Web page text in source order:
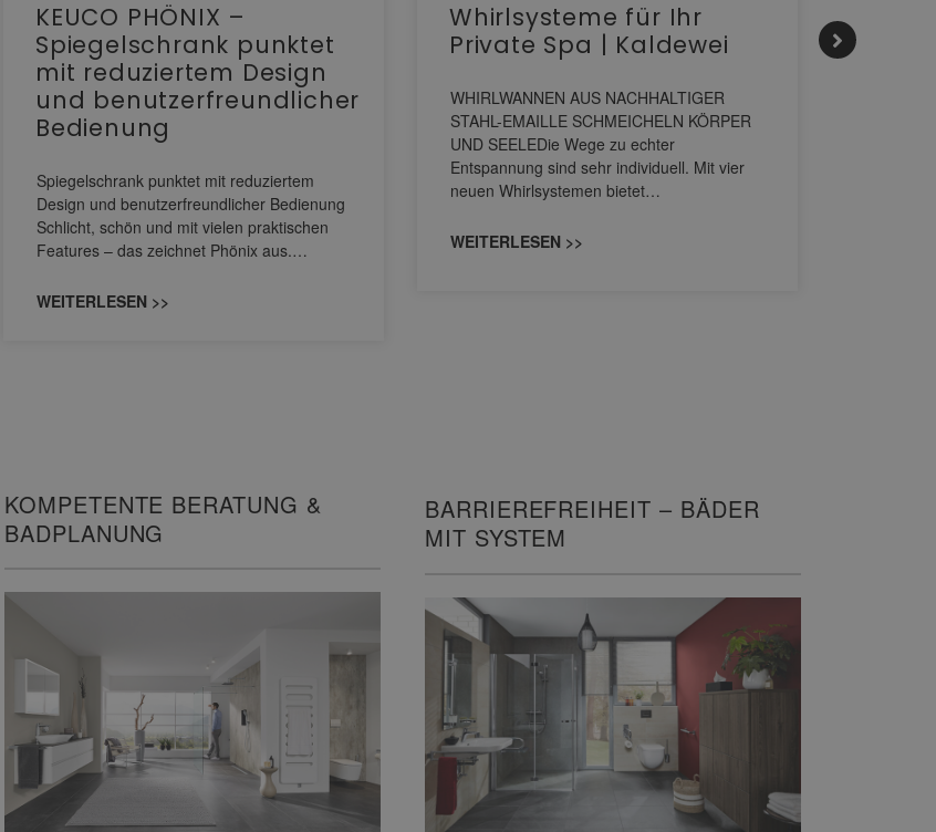
KEUCO PHÖNIX –
Spiegelschrank punktet
mit reduziertem Design
und benutzerfreundlicher
Bedienung
Spiegelschrank punktet mit reduziertem
Design und benutzerfreundlicher Bedienung
Schlicht, schön und mit vielen praktischen
Features – das zeichnet Phönix aus.…
WEITERLESEN >>
Whirlsysteme für Ihr
Private Spa | Kaldewei
WHIRLWANNEN AUS NACHHALTIGER
STAHL-EMAILLE SCHMEICHELN KÖRPER
UND SEELEDie Wege zu echter
Entspannung sind sehr individuell. Mit vier
neuen Whirlsystemen bietet…
WEITERLESEN >>
KOMPETENTE BERATUNG &
BADPLANUNG
BARRIEREFREIHEIT – BÄDER
MIT SYSTEM